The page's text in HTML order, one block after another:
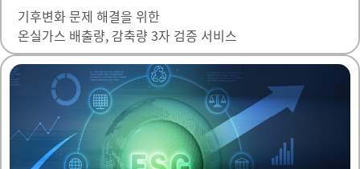
기후변화 문제 해결을 위한
온실가스 배출량, 감축량 3자 검증 서비스